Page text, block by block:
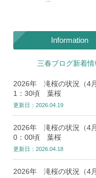
Information
三春ブログ新着情
2026年 滝桜の状況（4
1：30頃 葉桜
更新日：2026.04.19
2026年 滝桜の状況（4
0：00頃 葉桜
更新日：2026.04.18
2026年 滝桜の状況（4